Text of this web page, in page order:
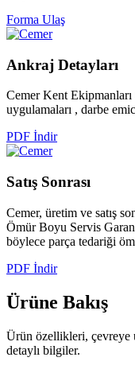
Forma Ulaş
Ankraj Detayları
Cemer Kent
uygulamaları , darbe
PDF İndir
Satış Sonrası
Cemer, üretim ve satış
Ömür Boyu Servis
böylece parça tedariği
PDF İndir
Ürüne Bakış
Ürün özellikleri, çevreye
detaylı bilgiler.